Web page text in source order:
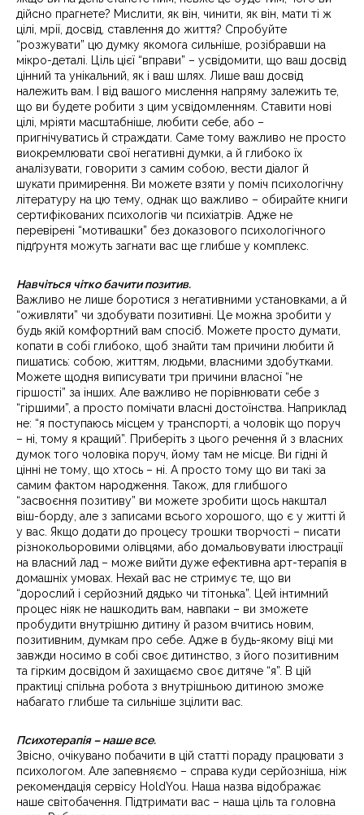
дійсно прагнете? Мислити, як він, чинити, як він, мати ті ж
цілі, мрії, досвід, ставлення до життя? Спробуйте
“розжувати” цю думку якомога сильніше, розібравши на
мікро-деталі. Ціль цієї “вправи” – усвідомити, що ваш досвід
цінний та унікальний, як і ваш шлях. Лише ваш досвід
належить вам. І від вашого мислення напряму залежить те,
що ви будете робити з цим усвідомленням. Ставити нові
цілі, мріяти масштабніше, любити себе, або –
пригнічуватись й страждати. Саме тому важливо не просто
виокремлювати свої негативні думки, а й глибоко їх
аналізувати, говорити з самим собою, вести діалог й
шукати примирення. Ви можете взяти у поміч психологічну
літературу на цю тему, однак що важливо – обирайте книги
сертифікованих психологів чи психіатрів. Адже не
перевірені “мотивашки” без доказового психологічного
підґрунтя можуть загнати вас ще глибше у комплекс.
Навчіться чітко бачити позитив.
Важливо не лише боротися з негативними установками, а й
“оживляти” чи здобувати позитивні. Це можна зробити у
будь якій комфортний вам спосіб. Можете просто думати,
копати в собі глибоко, щоб знайти там причини любити й
пишатись: собою, життям, людьми, власними здобутками.
Можете щодня виписувати три причини власної “не
гіршості” за інших. Але важливо не порівнювати себе з
“гіршими”, а просто помічати власні достоїнства. Наприклад
не: “я поступаюсь місцем у транспорті, а чоловік що поруч
– ні, тому я кращий”. Приберіть з цього речення й з власних
думок того чоловіка поруч, йому там не місце. Ви гідні й
цінні не тому, що хтось – ні. А просто тому що ви такі за
самим фактом народження. Також, для глибшого
“засвоєння позитиву” ви можете зробити щось накштал
віш-борду, але з записами всього хорошого, що є у житті й
у вас. Якщо додати до процесу трошки творчості – писати
різнокольоровими олівцями, або домальовувати ілюстрації
на власний лад – може вийти дуже ефективна арт-терапія в
домашніх умовах. Нехай вас не стримує те, що ви
“дорослий і серйозний дядько чи тітонька”. Цей інтимний
процес ніяк не нашкодить вам, навпаки – ви зможете
пробудити внутрішню дитину й разом вчитись новим,
позитивним, думкам про себе. Адже в будь-якому віці ми
завжди носимо в собі своє дитинство, з його позитивним
та гірким досвідом й захищаємо своє дитяче “я”. В цій
практиці спільна робота з внутрішньою дитиною зможе
набагато глибше та сильніше зцілити вас.
Психотерапія – наше все.
Звісно, очікувано побачити в цій статті пораду працювати з
психологом. Але запевняємо – справа куди серйозніша, ніж
рекомендація сервісу HoldYou. Наша назва відображає
наше світобачення. Підтримати вас – наша ціль та головна